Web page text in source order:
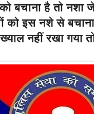
बचाना है तो नशा
को इस नशे से
नहीं रखा गया